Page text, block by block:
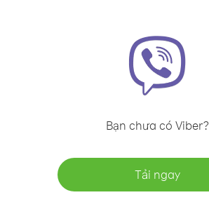
Bạn chưa có Viber?
Tải ngay